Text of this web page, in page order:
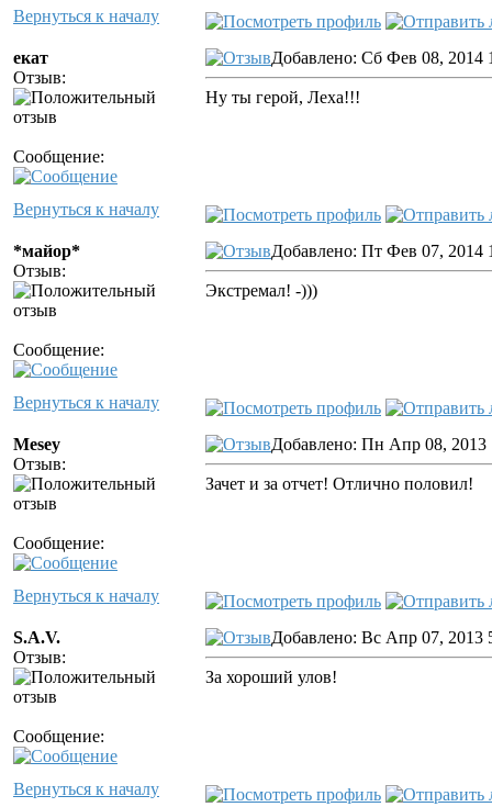
Вернуться к началу
екат
Отзыв:
Сообщение:
Добавлено: Сб Фев 08, 2014
Ну ты герой, Леха!!!
Вернуться к началу
*майор*
Отзыв:
Сообщение:
Добавлено: Пт Фев 07, 2014
Экстремал! -)))
Вернуться к началу
Mesey
Отзыв:
Сообщение:
Добавлено: Пн Апр 08, 2013
Зачет и за отчет! Отлично половил!
Вернуться к началу
S.A.V.
Отзыв:
Сообщение:
Добавлено: Вс Апр 07, 2013
За хороший улов!
Вернуться к началу